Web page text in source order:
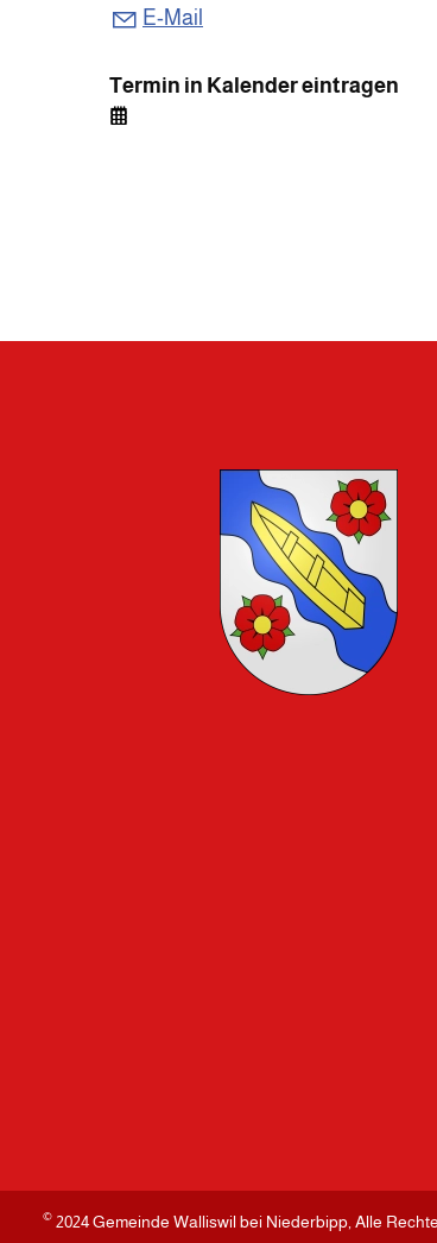
E-Mail
Termin in Kalender eintragen
© 2024 Gemeinde Walliswil bei Niederbipp, Alle